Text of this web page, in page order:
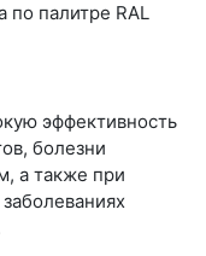
по палитре RAL
эффективность
болезни
а также при